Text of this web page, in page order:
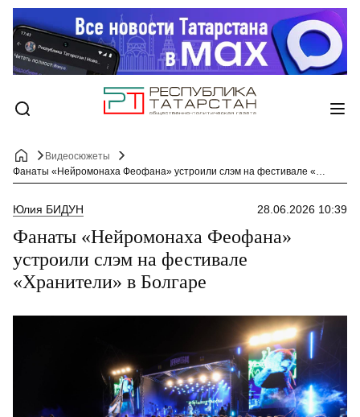
Видеосюжеты
Фанаты «Нейромонаха Феофана» устроили слэм на фестивале «Хранители» в Болгаре
Юлия БИДУН 28.06.2026 10:39
Фанаты «Нейромонаха Феофана»
устроили слэм на фестивале
«Хранители» в Болгаре